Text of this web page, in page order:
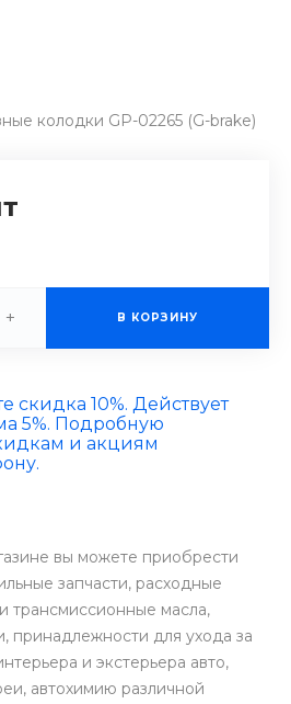
колодки GP-02265 (G-brake)
+ В КОРЗИНУ
скидка 10%. Действует
5%. Подробную
и акциям
вы можете приобрести
запчасти, расходные
трансмиссионные масла,
принадлежности для ухода за
и экстерьера авто,
автохимию различной